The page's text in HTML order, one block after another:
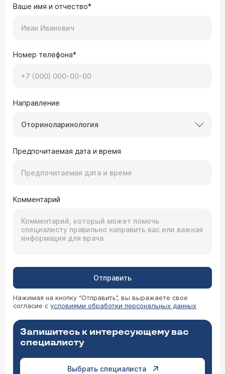
Ваше имя и отчество*
Номер телефона*
Направление
Оториноларинология
Предпочитаемая дата и время
Комментарий
Отправить
Нажимая на кнопку “Отправить”, вы выражаете свое
согласие с условиями обработки персональных данных
Запишитесь к интересующему вас
специалисту
Выбрать специалиста